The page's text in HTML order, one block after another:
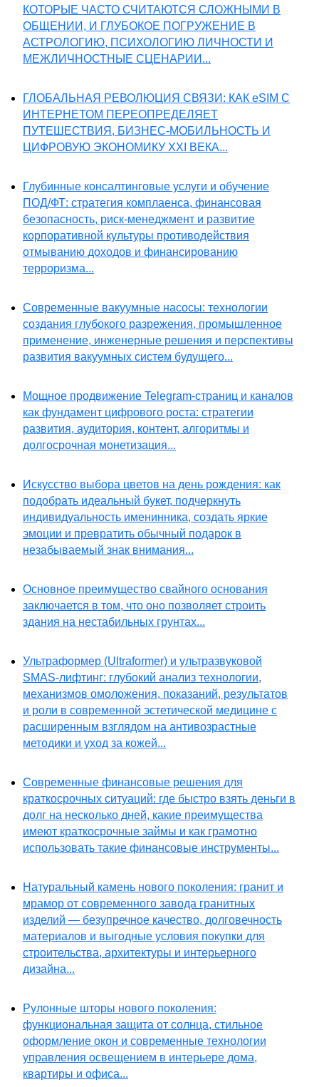
КОТОРЫЕ ЧАСТО СЧИТАЮТСЯ СЛОЖНЫМИ В
ОБЩЕНИИ, И ГЛУБОКОЕ ПОГРУЖЕНИЕ В
АСТРОЛОГИЮ, ПСИХОЛОГИЮ ЛИЧНОСТИ И
МЕЖЛИЧНОСТНЫЕ СЦЕНАРИИ...
ГЛОБАЛЬНАЯ РЕВОЛЮЦИЯ СВЯЗИ: КАК eSIM С
ИНТЕРНЕТОМ ПЕРЕОПРЕДЕЛЯЕТ
ПУТЕШЕСТВИЯ, БИЗНЕС-МОБИЛЬНОСТЬ И
ЦИФРОВУЮ ЭКОНОМИКУ XXI ВЕКА...
Глубинные консалтинговые услуги и обучение
ПОД/ФТ: стратегия комплаенса, финансовая
безопасность, риск-менеджмент и развитие
корпоративной культуры противодействия
отмыванию доходов и финансированию
терроризма...
Современные вакуумные насосы: технологии
создания глубокого разрежения, промышленное
применение, инженерные решения и перспективы
развития вакуумных систем будущего...
Мощное продвижение Telegram-страниц и каналов
как фундамент цифрового роста: стратегии
развития, аудитория, контент, алгоритмы и
долгосрочная монетизация...
Искусство выбора цветов на день рождения: как
подобрать идеальный букет, подчеркнуть
индивидуальность именинника, создать яркие
эмоции и превратить обычный подарок в
незабываемый знак внимания...
Основное преимущество свайного основания
заключается в том, что оно позволяет строить
здания на нестабильных грунтах...
Ультраформер (Ultraformer) и ультразвуковой
SMAS-лифтинг: глубокий анализ технологии,
механизмов омоложения, показаний, результатов
и роли в современной эстетической медицине с
расширенным взглядом на антивозрастные
методики и уход за кожей...
Современные финансовые решения для
краткосрочных ситуаций: где быстро взять деньги в
долг на несколько дней, какие преимущества
имеют краткосрочные займы и как грамотно
использовать такие финансовые инструменты...
Натуральный камень нового поколения: гранит и
мрамор от современного завода гранитных
изделий — безупречное качество, долговечность
материалов и выгодные условия покупки для
строительства, архитектуры и интерьерного
дизайна...
Рулонные шторы нового поколения:
функциональная защита от солнца, стильное
оформление окон и современные технологии
управления освещением в интерьере дома,
квартиры и офиса...